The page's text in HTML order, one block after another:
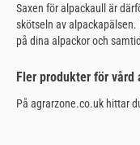
Saxen för alpackaull är
skötseln av
på dina alpackor och
Fler produkter för
På agrarzone.co.uk hittar